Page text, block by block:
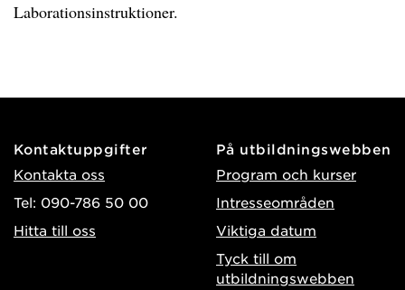
Laborationsinstruktioner.
Kontaktuppgifter
Kontakta oss
Tel: 090-786 50 00
Hitta till oss
På utbildningswebben
Program och kurser
Intresseområden
Viktiga datum
Tyck till om
utbildningswebben